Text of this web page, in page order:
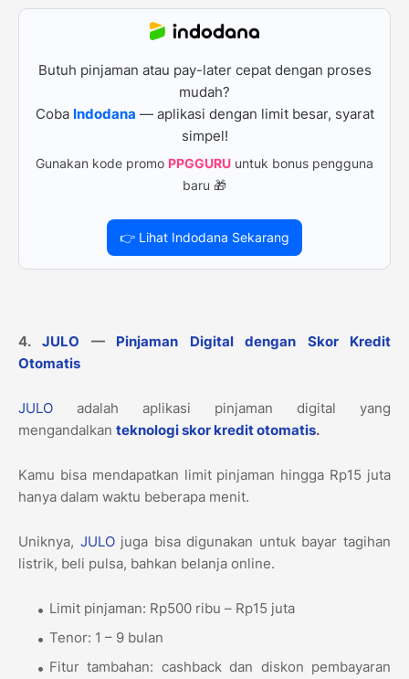
Butuh pinjaman atau pay-later cepat dengan proses
mudah?
Coba Indodana — aplikasi dengan limit besar, syarat
simpel!
Gunakan kode promo PPGGURU untuk bonus pengguna
baru 🎁
👉 Lihat Indodana Sekarang
4.JULO — Pinjaman Digital dengan Skor Kredit
Otomatis
JULO adalah aplikasi pinjaman digital yang
mengandalkan teknologi skor kredit otomatis.
Kamu bisa mendapatkan limit pinjaman hingga Rp15 juta
hanya dalam waktu beberapa menit.
Uniknya, JULOjuga bisa digunakan untuk bayar tagihan
listrik, beli pulsa, bahkan belanja online.
Limit pinjaman: Rp500 ribu – Rp15 juta
Tenor: 1 – 9 bulan
Fitur tambahan: cashback dan diskon pembayaran